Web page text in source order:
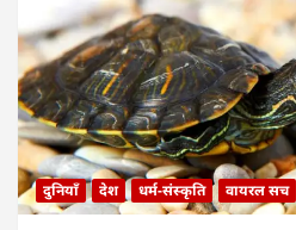
दुनियाँ देश धर्म-संस्कृति वायरल सच